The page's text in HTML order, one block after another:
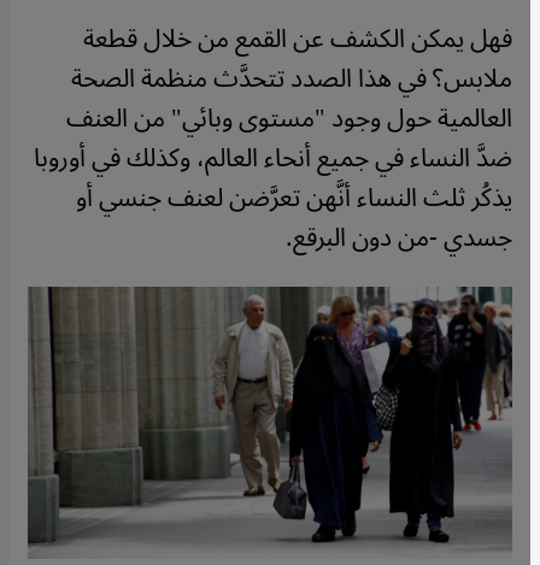
فهل يمكن الكشف عن القمع من خلال قطعة
ملابس؟ في هذا الصدد تتحدَّث منظمة الصحة
العالمية حول وجود "مستوى وبائي" من العنف
ضدَّ النساء في جميع أنحاء العالم، وكذلك في أوروبا
يذكُر ثلث النساء أنَّهن تعرَّضن لعنف جنسي أو
جسدي -من دون البرقع.